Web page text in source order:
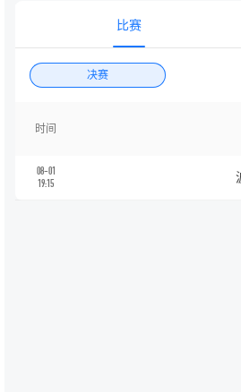
比赛
决赛
时间
08-01
19:15